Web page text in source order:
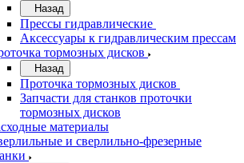
Назад
Прессы гидравлические
Аксессуары к гидравлическим прессам
тормозных дисков
Назад
Проточка тормозных дисков
Запчасти для станков проточки
тормозных дисков
материалы
и сверлильно-фрезерные